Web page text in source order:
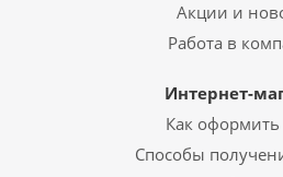
Акции и
Работа в
Интернет-
Как оформить
Способы